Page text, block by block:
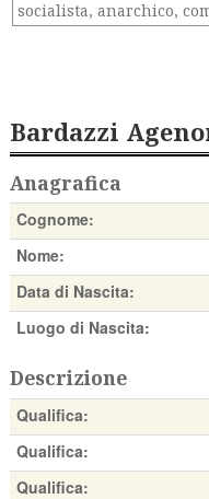
Bardazzi
Anagrafica
Cognome:
Nome:
Data di Nascita:
Luogo di Nascita:
Descrizione
Qualifica:
Qualifica:
Qualifica: